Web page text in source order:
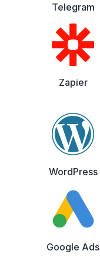
Telegram
Zapier
WordPress
Google Ads